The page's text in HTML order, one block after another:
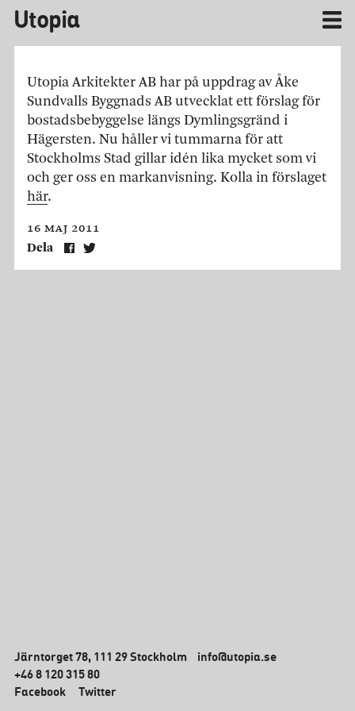
Utopia
Utopia Arkitekter AB har på uppdrag av Åke
Sundvalls Byggnads AB utvecklat ett förslag för
bostadsbebyggelse längs Dymlingsgränd i
Hägersten. Nu håller vi tummarna för att
Stockholms Stad gillar idén lika mycket som vi
och ger oss en markanvisning. Kolla in förslaget
här.
16 maj 2011
Dela
Järntorget 78, 111 29 Stockholm
info@utopia.se
+46 8 120 315 80
Facebook
Twitter